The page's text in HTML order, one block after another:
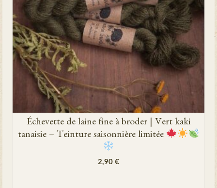
Échevette de laine fine à broder | Vert kaki
tanaisie – Teinture saisonnière limitée
2,90 €